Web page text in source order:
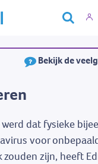
Over Edfin
Kalender
Bekijk de
dat fysieke
voor
zouden zijn, heeft